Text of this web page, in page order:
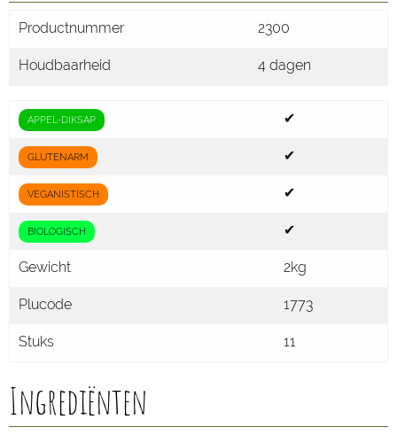
Productnummer 2300
Houdbaarheid 4 dagen
APPEL-DIKSAP ✔
GLUTENARM ✔
VEGANISTISCH ✔
BIOLOGISCH ✔
Gewicht 2kg
Plucode 1773
Stuks 11
Ingrediënten